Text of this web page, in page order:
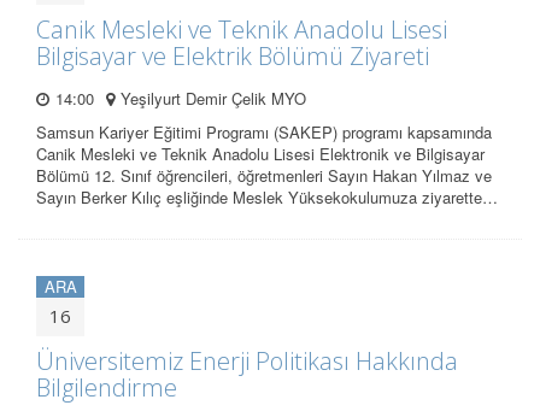
Canik Mesleki ve Teknik Anadolu Lisesi
Bilgisayar ve Elektrik Bölümü Ziyareti
14:00
Yeşilyurt Demir Çelik MYO
Samsun Kariyer Eğitimi Programı (SAKEP) programı kapsamında
Canik Mesleki ve Teknik Anadolu Lisesi Elektronik ve Bilgisayar
Bölümü 12. Sınıf öğrencileri, öğretmenleri Sayın Hakan Yılmaz ve
Sayın Berker Kılıç eşliğinde Meslek Yüksekokulumuza ziyarette…
ARA
16
Üniversitemiz Enerji Politikası Hakkında
Bilgilendirme